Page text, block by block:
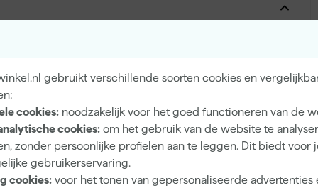
gebruikt verschillende soorten cookies en
cookies: noodzakelijk voor het goed functioneren van de
cookies: om het gebruik van de website te
zonder persoonlijke profielen aan te leggen. Dit biedt voor
gebruikerservaring.
cookies: voor het tonen van gepersonaliseerde advertenties
Hout, Metaal
Hoogglans